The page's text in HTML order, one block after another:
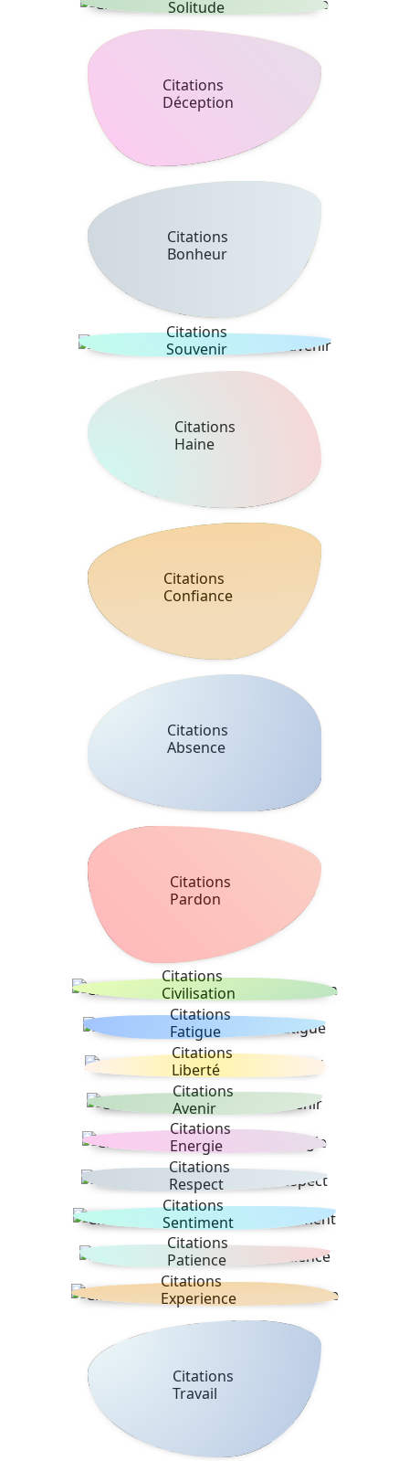
Solitude
Citations
Déception
Citations
Bonheur
Citations
Souvenir
Citations
Haine
Citations
Confiance
Citations
Absence
Citations
Pardon
Citations
Civilisation
Citations
Fatigue
Citations
Liberté
Citations
Avenir
Citations
Energie
Citations
Respect
Citations
Sentiment
Citations
Patience
Citations
Experience
Citations
Travail